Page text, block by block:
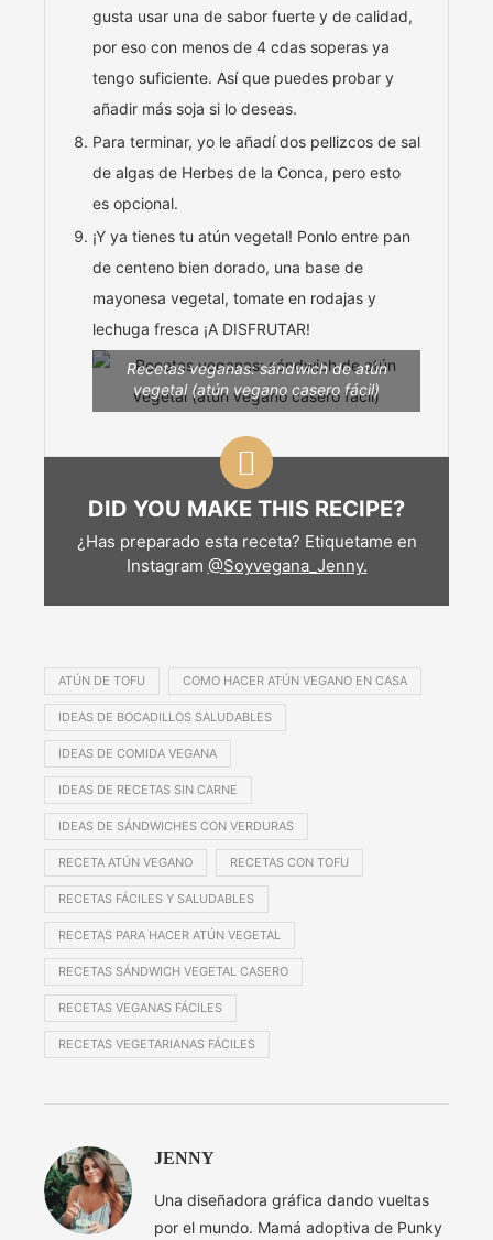
gusta usar una de sabor fuerte y de calidad,
por eso con menos de 4 cdas soperas ya
tengo suficiente. Así que puedes probar y
añadir más soja si lo deseas.
Para terminar, yo le añadí dos pellizcos de sal
de algas de Herbes de la Conca, pero esto
es opcional.
¡Y ya tienes tu atún vegetal! Ponlo entre pan
de centeno bien dorado, una base de
mayonesa vegetal, tomate en rodajas y
lechuga fresca ¡A DISFRUTAR!
Recetas veganas: sándwich de atún
vegetal (atún vegano casero fácil)
DID YOU MAKE THIS RECIPE?
¿Has preparado esta receta? Etiquetame en
Instagram @Soyvegana_Jenny.
ATÚN DE TOFU COMO HACER ATÚN VEGANO EN CASA
IDEAS DE BOCADILLOS SALUDABLES
IDEAS DE COMIDA VEGANA
IDEAS DE RECETAS SIN CARNE
IDEAS DE SÁNDWICHES CON VERDURAS
RECETA ATÚN VEGANO RECETAS CON TOFU
RECETAS FÁCILES Y SALUDABLES
RECETAS PARA HACER ATÚN VEGETAL
RECETAS SÁNDWICH VEGETAL CASERO
RECETAS VEGANAS FÁCILES
RECETAS VEGETARIANAS FÁCILES
JENNY
Una diseñadora gráfica dando vueltas
por el mundo. Mamá adoptiva de Punky